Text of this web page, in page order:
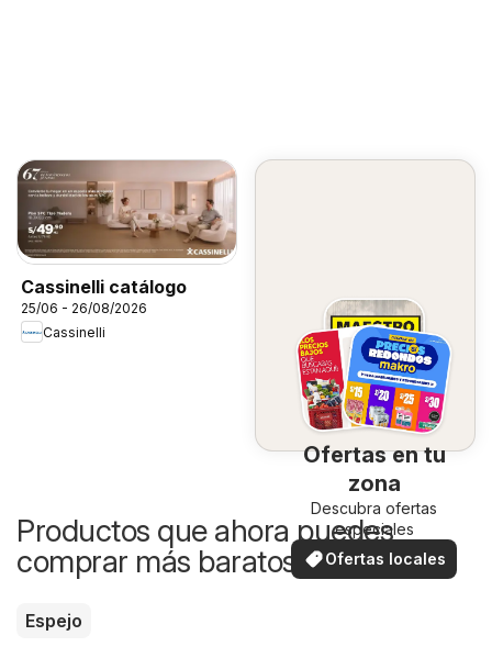
Cassinelli catálogo
25/06 - 26/08/2026
Cassinelli
Ofertas en tu
zona
Descubra ofertas
especiales
Ofertas locales
Productos que ahora puedes
comprar más baratos
Espejo